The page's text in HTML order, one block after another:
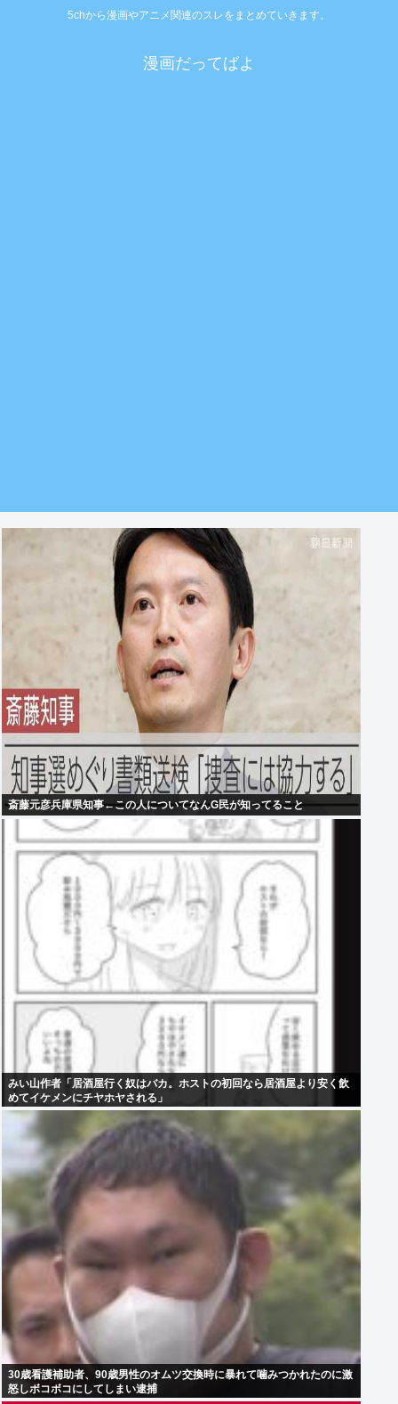
5chから漫画やアニメ関連のスレをまとめていきます。
漫画だってばよ
斎藤元彦兵庫県知事←この人についてなんG民が知ってること
みい山作者「居酒屋行く奴はバカ。ホストの初回なら居酒屋より安く飲
めてイケメンにチヤホヤされる」
30歳看護補助者、90歳男性のオムツ交換時に暴れて噛みつかれたのに激
怒しボコボコにしてしまい逮捕